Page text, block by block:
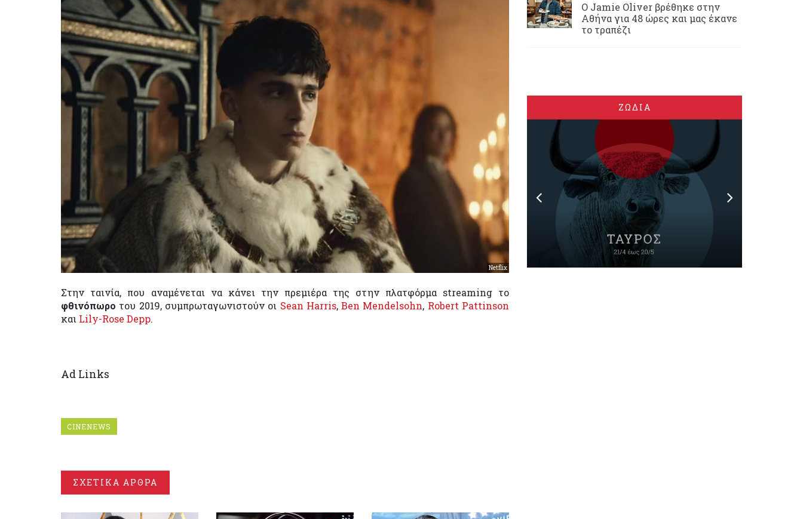
Netflix
Στην ταινία, που αναμένεται να κάνει την πρεμιέρα της στην πλατφόρμα streaming το
φθινόπωρο του 2019, συμπρωταγωνιστούν οι Sean Harris,Ben Mendelsohn, Robert Pattinson
και Lily-Rose Depp.
Ad Links
CINENEWS
ΣΧΕΤΙΚΑ ΑΡΘΡΑ
Ο Jamie Oliver βρέθηκε στην
Αθήνα για 48 ώρες και μας έκανε
το τραπέζι
ΖΩΔΙΑ